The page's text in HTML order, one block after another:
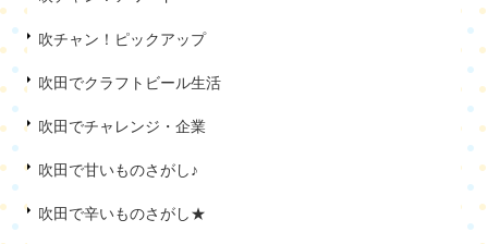
吹チャン！ピックアップ
吹田でクラフトビール生活
吹田でチャレンジ・企業
吹田で甘いものさがし♪
吹田で辛いものさがし★